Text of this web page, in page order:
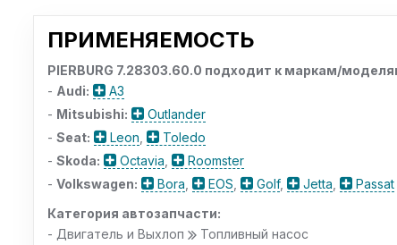
ПРИМЕНЯЕМОСТЬ
PIERBURG 7.28303.60.0 подходит к маркам/
- Audi:
A3
- Mitsubishi:
Outlander
- Seat: Leon
Toledo
- Skoda: Octavia
Roomster
- Volkswagen: Bora EOS Golf, Jetta
Passat
Категория автозапчасти:
- Двигатель и Выхлоп
Топливный насос